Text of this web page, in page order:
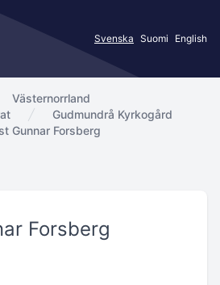
Svenska Suomi English
Västernorrland
Gudmundrå Kyrkogård
Gunnar Forsberg
Forsberg